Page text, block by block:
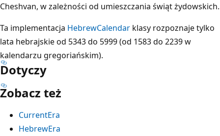
Cheshvan, w zależności od umieszczania świąt żydowskich.
Ta implementacja HebrewCalendar klasy rozpoznaje tylko
lata hebrajskie od 5343 do 5999 (od 1583 do 2239 w
kalendarzu gregoriańskim).
Dotyczy
Zobacz też
CurrentEra
HebrewEra